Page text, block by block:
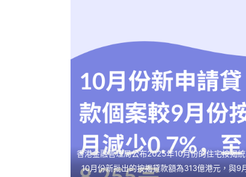
香港金融管理局公布2025年10月份的住宅按揭
10月份新批出的按揭貸款額為313億港元，與